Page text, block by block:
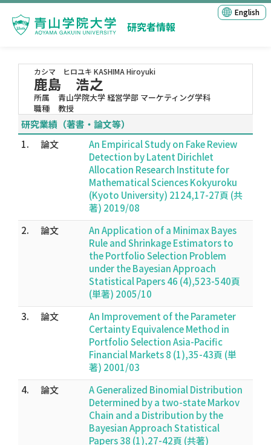
研究者情報
English
カシマ ヒロユキ KASHIMA Hiroyuki
鹿島 浩之
所属
青山学院大学 経営学部 マーケティング学科
職種
教授
研究業績（著書・論文等）
1.
論文
An Empirical Study on Fake Review
Detection by Latent Dirichlet
Allocation Research Institute for
Mathematical Sciences Kokyuroku
(Kyoto University) 2124,17-27頁 (共
著) 2019/08
2.
論文
An Application of a Minimax Bayes
Rule and Shrinkage Estimators to
the Portfolio Selection Problem
under the Bayesian Approach
Statistical Papers 46 (4),523-540頁
(単著) 2005/10
3.
論文
An Improvement of the Parameter
Certainty Equivalence Method in
Portfolio Selection Asia-Pacific
Financial Markets 8 (1),35-43頁 (単
著) 2001/03
4.
論文
A Generalized Binomial Distribution
Determined by a two-state Markov
Chain and a Distribution by the
Bayesian Approach Statistical
Papers 38 (1),27-42頁 (共著)